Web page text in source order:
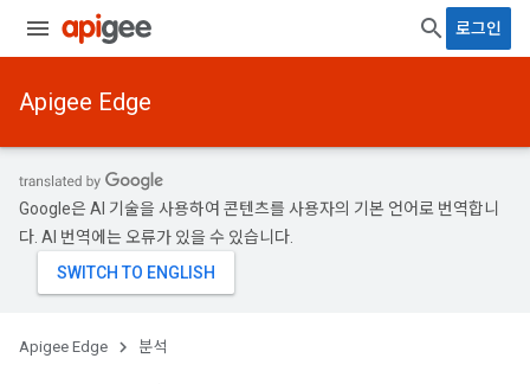
로그인
Apigee Edge
Google은 AI 기술을 사용하여 콘텐츠를 사용자의 기본 언어로 번역합니
다. AI 번역에는 오류가 있을 수 있습니다.
Apigee Edge 분석